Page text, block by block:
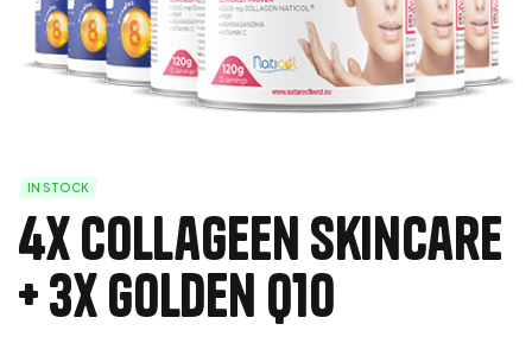
IN STOCK
4x Collageen SkinCare
+ 3x Golden Q10